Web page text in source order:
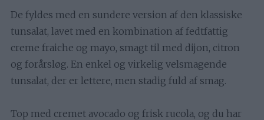
De fyldes med en sundere version af den klassiske
tunsalat, lavet med en kombination af fedtfattig
creme fraiche og mayo, smagt til med dijon, citron
og forårsløg. En enkel og virkelig velsmagende
tunsalat, der er lettere, men stadig fuld af smag.
Top med cremet avocado og frisk rucola, og du har